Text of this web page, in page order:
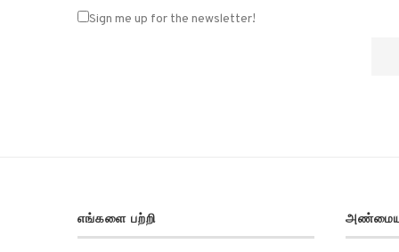
Sign me up for the newsletter!
எங்களை பற்றி